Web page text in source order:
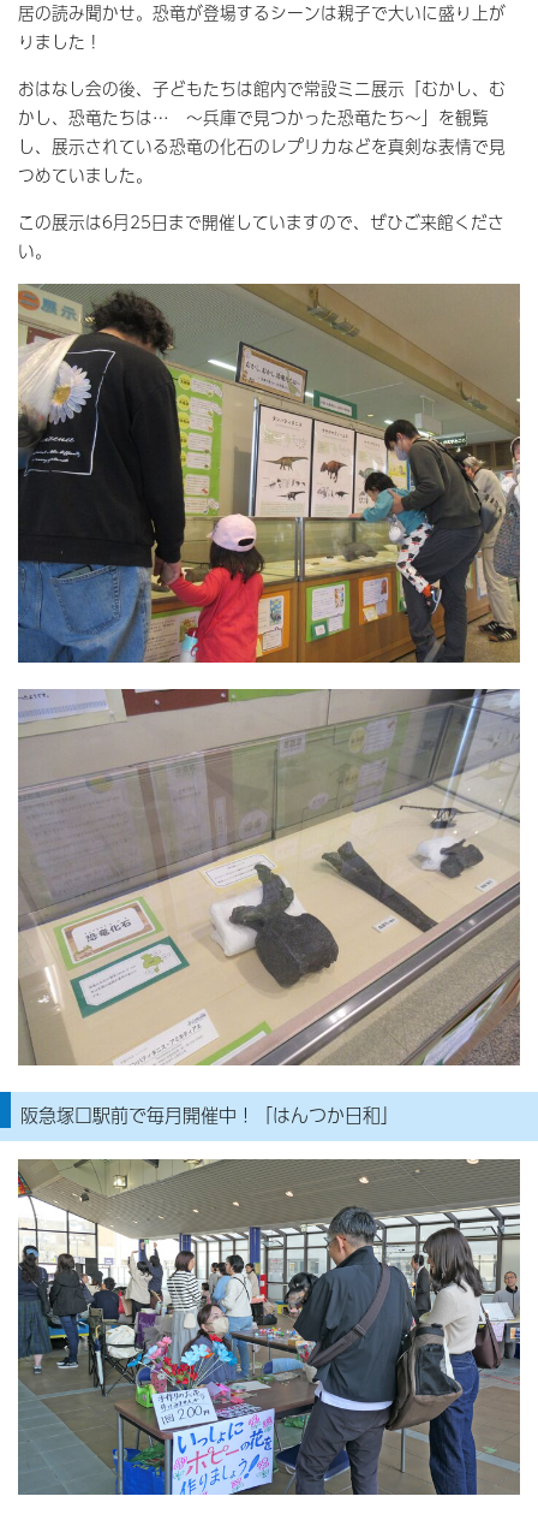
居の読み聞かせ。恐竜が登場するシーンは親子で大いに盛り上が
りました！
おはなし会の後、子どもたちは館内で常設ミニ展示「むかし、む
かし、恐竜たちは… ～兵庫で見つかった恐竜たち～」を観覧
し、展示されている恐竜の化石のレプリカなどを真剣な表情で見
つめていました。
この展示は6月25日まで開催していますので、ぜひご来館くださ
い。
阪急塚口駅前で毎月開催中！「はんつか日和」